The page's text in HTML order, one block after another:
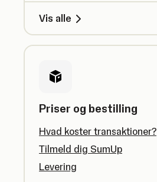
Vis alle
Priser og bestilling
Hvad koster transaktioner?
Tilmeld dig SumUp
Levering